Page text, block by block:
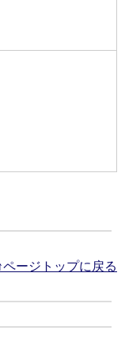
ページトップに戻る